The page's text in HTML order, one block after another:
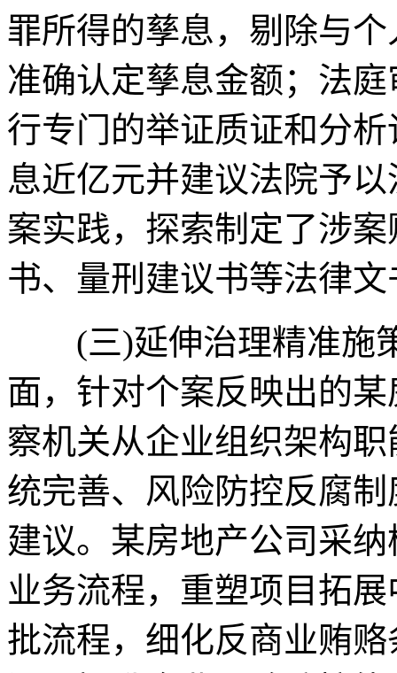
罪所得的孳息，剔除与
准确认定孳息金额；法
行专门的举证质证和分
息近亿元并建议法院予
案实践，探索制定了涉
书、量刑建议书等法律
(三)延伸治理精准施
面，针对个案反映出的
察机关从企业组织架构
统完善、风险防控反腐
建议。某房地产公司采
业务流程，重塑项目拓
批流程，细化反商业贿